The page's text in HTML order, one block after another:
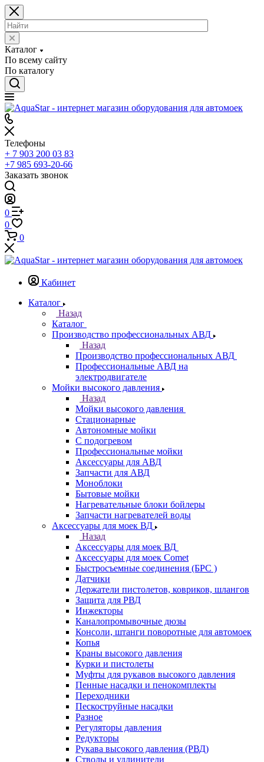
Каталог
По всему сайту
По каталогу
Телефоны
+ 7 903 200 03 83
+7 985 693-20-66
Заказать звонок
0
0
0
Кабинет
Каталог
Назад
Каталог
Производство профессиональных АВД
Назад
Производство профессиональных АВД
Профессиональные АВД на
электродвигателе
Мойки высокого давления
Назад
Мойки высокого давления
Стационарные
Автономные мойки
С подогревом
Профессиональные мойки
Аксессуары для АВД
Запчасти для АВД
Моноблоки
Бытовые мойки
Нагревательные блоки бойлеры
Запчасти нагревателей воды
Аксессуары для моек ВД
Назад
Аксессуары для моек ВД
Аксессуары для моек Comet
Быстросъемные соединения (БРС )
Датчики
Держатели пистолетов, ковриков, шлангов
Защита для РВД
Инжекторы
Каналопромывочные дюзы
Консоли, штанги поворотные для автомоек
Копья
Краны высокого давления
Курки и пистолеты
Муфты для рукавов высокого давления
Пенные насадки и пенокомплекты
Переходники
Пескоструйные насадки
Разное
Регуляторы давления
Редукторы
Рукава высокого давления (РВД)
Стволы и удлинители